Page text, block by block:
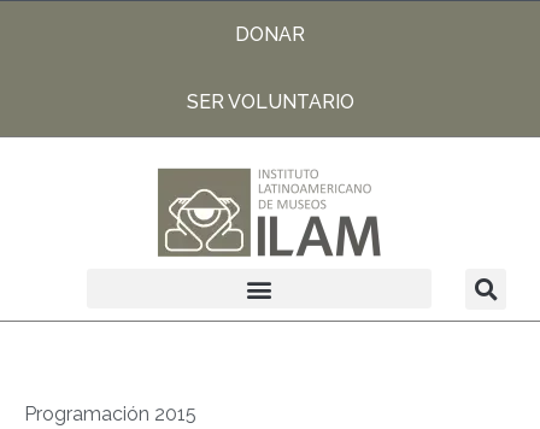
DONAR
SER VOLUNTARIO
Programación 2015